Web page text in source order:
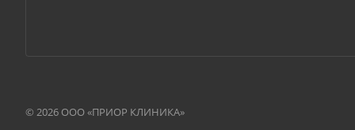
© 2026 ООО «ПРИОР КЛИНИКА»